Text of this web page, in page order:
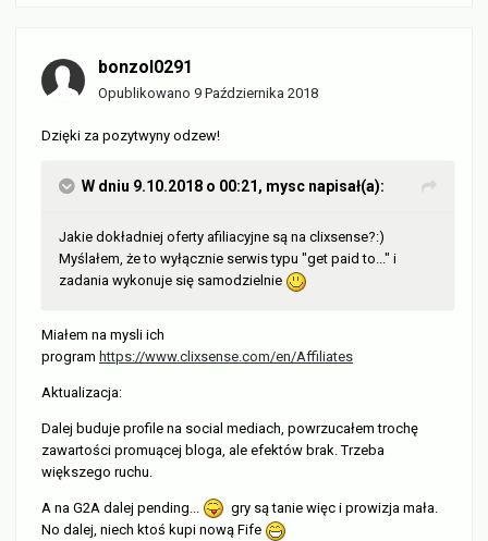
bonzol0291
Opublikowano 9 Października 2018
Dzięki za pozytwyny odzew!
W dniu 9.10.2018 o 00:21, mysc napisał(a):
Jakie dokładniej oferty afiliacyjne są na clixsense?:)
Myślałem, że to wyłącznie serwis typu "get paid to..." i
zadania wykonuje się samodzielnie
Miałem na mysli ich
program https://www.clixsense.com/en/Affiliates
Aktualizacja:
Dalej buduje profile na social mediach, powrzucałem trochę
zawartości promuącej bloga, ale efektów brak. Trzeba
większego ruchu.
A na G2A dalej pending...
gry są tanie więc i prowizja mała.
No dalej, niech ktoś kupi nową Fife